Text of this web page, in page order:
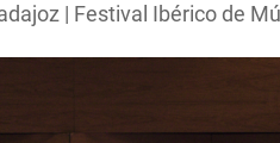
| Festival Ibérico de